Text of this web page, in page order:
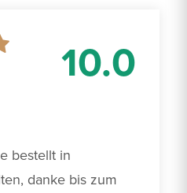
10.0
bestellt in
danke bis zum